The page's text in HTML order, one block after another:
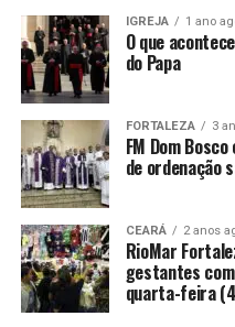
IGREJA 1 ano
O que
do Papa
FORTALEZA 3
FM Dom
de ordenação
CEARÁ 2 anos
RioMar
gestantes
quarta-feira